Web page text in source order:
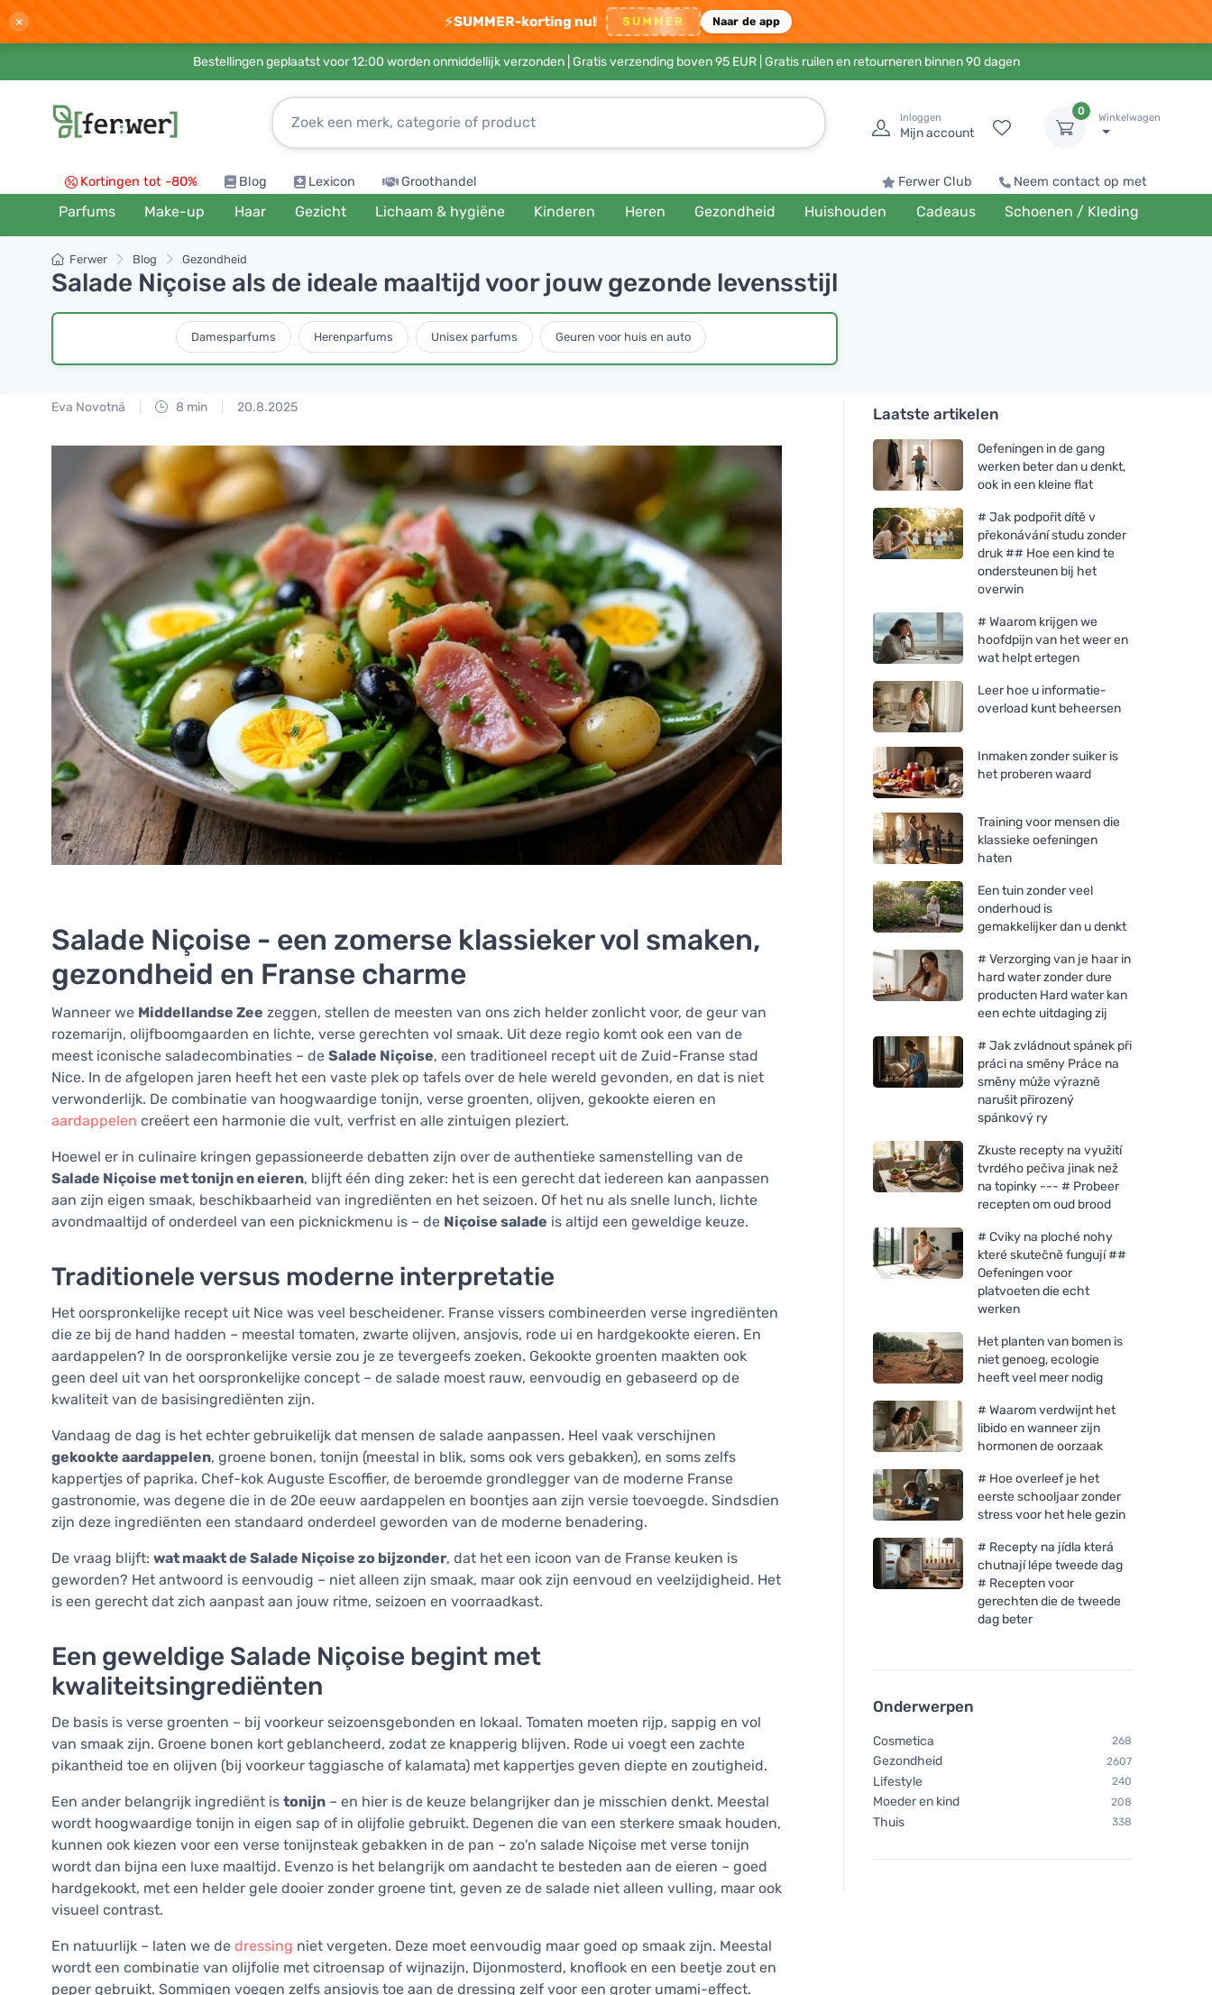
× ⚡SUMMER-korting nu! SUMMER Naar de app
Bestellingen geplaatst voor 12:00 worden onmiddellijk verzonden | Gratis verzending boven 95 EUR| Gratis ruilen en retourneren binnen 90 dagen
Inloggen
Mijn account
0
Winkelwagen
Kortingen tot -80% Blog Lexicon Groothandel Ferwer Club Neem contact op met
Parfums Make-up Haar Gezicht Lichaam & hygiëne Kinderen Heren Gezondheid Huishouden Cadeaus Schoenen / Kleding
Ferwer Blog Gezondheid
Salade Niçoise als de ideale maaltijd voor jouw gezonde levensstijl
Damesparfums Herenparfums Unisex parfums Geuren voor huis en auto
Eva Novotná 8 min 20.8.2025
Salade Niçoise - een zomerse klassieker vol smaken,
gezondheid en Franse charme
Wanneer we Middellandse Zee zeggen, stellen de meesten van ons zich helder zonlicht voor, de geur van
rozemarijn, olijfboomgaarden en lichte, verse gerechten vol smaak. Uit deze regio komt ook een van de
meest iconische saladecombinaties – de Salade Niçoise, een traditioneel recept uit de Zuid-Franse stad
Nice. In de afgelopen jaren heeft het een vaste plek op tafels over de hele wereld gevonden, en dat is niet
verwonderlijk. De combinatie van hoogwaardige tonijn, verse groenten, olijven, gekookte eieren en
aardappelen creëert een harmonie die vult, verfrist en alle zintuigen pleziert.
Hoewel er in culinaire kringen gepassioneerde debatten zijn over de authentieke samenstelling van de
Salade Niçoise met tonijn en eieren, blijft één ding zeker: het is een gerecht dat iedereen kan aanpassen
aan zijn eigen smaak, beschikbaarheid van ingrediënten en het seizoen. Of het nu als snelle lunch, lichte
avondmaaltijd of onderdeel van een picknickmenu is – de Niçoise salade is altijd een geweldige keuze.
Traditionele versus moderne interpretatie
Het oorspronkelijke recept uit Nice was veel bescheidener. Franse vissers combineerden verse ingrediënten
die ze bij de hand hadden – meestal tomaten, zwarte olijven, ansjovis, rode ui en hardgekookte eieren. En
aardappelen? In de oorspronkelijke versie zou je ze tevergeefs zoeken. Gekookte groenten maakten ook
geen deel uit van het oorspronkelijke concept – de salade moest rauw, eenvoudig en gebaseerd op de
kwaliteit van de basisingrediënten zijn.
Vandaag de dag is het echter gebruikelijk dat mensen de salade aanpassen. Heel vaak verschijnen
gekookte aardappelen, groene bonen, tonijn (meestal in blik, soms ook vers gebakken), en soms zelfs
kappertjes of paprika. Chef-kok Auguste Escoffier, de beroemde grondlegger van de moderne Franse
gastronomie, was degene die in de 20e eeuw aardappelen en boontjes aan zijn versie toevoegde. Sindsdien
zijn deze ingrediënten een standaard onderdeel geworden van de moderne benadering.
De vraag blijft: wat maakt de Salade Niçoise zo bijzonder, dat het een icoon van de Franse keuken is
geworden? Het antwoord is eenvoudig – niet alleen zijn smaak, maar ook zijn eenvoud en veelzijdigheid. Het
is een gerecht dat zich aanpast aan jouw ritme, seizoen en voorraadkast.
Een geweldige Salade Niçoise begint met
kwaliteitsingrediënten
De basis is verse groenten – bij voorkeur seizoensgebonden en lokaal. Tomaten moeten rijp, sappig en vol
van smaak zijn. Groene bonen kort geblancheerd, zodat ze knapperig blijven. Rode ui voegt een zachte
pikantheid toe en olijven (bij voorkeur taggiasche of kalamata) met kappertjes geven diepte en zoutigheid.
Een ander belangrijk ingrediënt is tonijn – en hier is de keuze belangrijker dan je misschien denkt. Meestal
wordt hoogwaardige tonijn in eigen sap of in olijfolie gebruikt. Degenen die van een sterkere smaak houden,
kunnen ook kiezen voor een verse tonijnsteak gebakken in de pan – zo'n salade Niçoise met verse tonijn
wordt dan bijna een luxe maaltijd. Evenzo is het belangrijk om aandacht te besteden aan de eieren – goed
hardgekookt, met een helder gele dooier zonder groene tint, geven ze de salade niet alleen vulling, maar ook
visueel contrast.
En natuurlijk – laten we de dressing niet vergeten. Deze moet eenvoudig maar goed op smaak zijn. Meestal
wordt een combinatie van olijfolie met citroensap of wijnazijn, Dijonmosterd, knoflook en een beetje zout en
peper gebruikt. Sommigen voegen zelfs ansjovis toe aan de dressing zelf voor een groter umami-effect.
Laatste artikelen
Oefeningen in de gang
werken beter dan u denkt,
ook in een kleine flat
# Jak podpořit dítě v
překonávání studu zonder
druk ## Hoe een kind te
ondersteunen bij het
overwin
# Waarom krijgen we
hoofdpijn van het weer en
wat helpt ertegen
Leer hoe u informatie-
overload kunt beheersen
Inmaken zonder suiker is
het proberen waard
Training voor mensen die
klassieke oefeningen
haten
Een tuin zonder veel
onderhoud is
gemakkelijker dan u denkt
# Verzorging van je haar in
hard water zonder dure
producten Hard water kan
een echte uitdaging zij
# Jak zvládnout spánek při
práci na směny Práce na
směny může výrazně
narušit přirozený
spánkový ry
Zkuste recepty na využití
tvrdého pečiva jinak než
na topinky --- # Probeer
recepten om oud brood
# Cviky na ploché nohy
které skutečně fungují ##
Oefeningen voor
platvoeten die echt
werken
Het planten van bomen is
niet genoeg, ecologie
heeft veel meer nodig
# Waarom verdwijnt het
libido en wanneer zijn
hormonen de oorzaak
# Hoe overleef je het
eerste schooljaar zonder
stress voor het hele gezin
# Recepty na jídla která
chutnají lépe tweede dag
# Recepten voor
gerechten die de tweede
dag beter
Onderwerpen
Cosmetica 268
Gezondheid 2607
Lifestyle 240
Moeder en kind 208
Thuis 338